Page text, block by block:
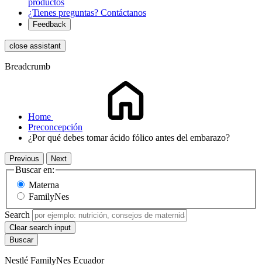
productos
¿Tienes preguntas? Contáctanos
Feedback
close assistant
Breadcrumb
Home
Preconcepción
¿Por qué debes tomar ácido fólico antes del embarazo?
Previous Next
Buscar en:
Materna
FamilyNes
Search
Clear search input
Nestlé FamilyNes Ecuador